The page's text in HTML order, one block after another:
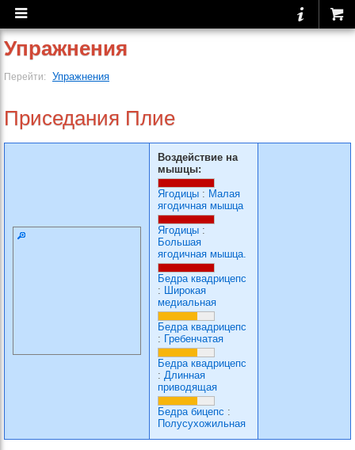
Упражнения
Перейти: Упражнения
Приседания Плие
Воздействие на
мышцы:
Ягодицы : Малая
ягодичная мышца
Ягодицы :
Большая
ягодичная мышца.
Бедра квадрицепс
: Широкая
медиальная
Бедра квадрицепс
: Гребенчатая
Бедра квадрицепс
: Длинная
приводящая
Бедра бицепс :
Полусухожильная